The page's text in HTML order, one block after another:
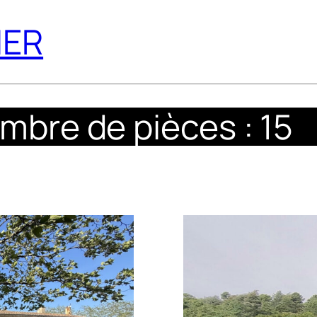
de pièces : 15